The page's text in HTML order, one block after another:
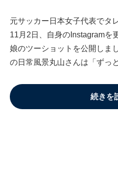
元サッカー日本女子代表でタ
11月2日、自身のInstagramを
娘のツーショットを公開しま
の日常風景丸山さんは「ずっ
続きを